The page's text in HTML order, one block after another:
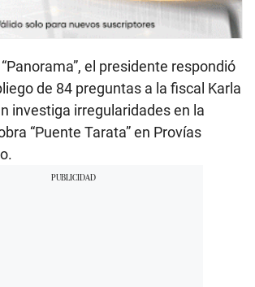
el presidente respondió
de 84 preguntas a la fiscal Karla
investiga irregularidades en la
“Puente Tarata” en Provías